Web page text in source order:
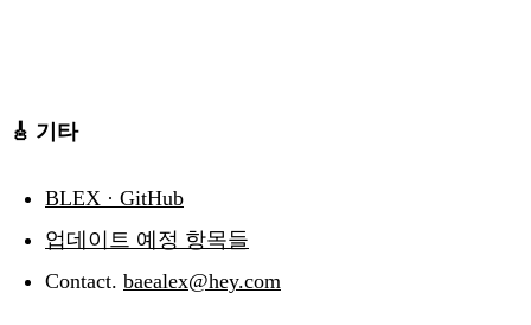
🎸 기타
BLEX · GitHub
업데이트 예정 항목들
Contact. baealex@hey.com